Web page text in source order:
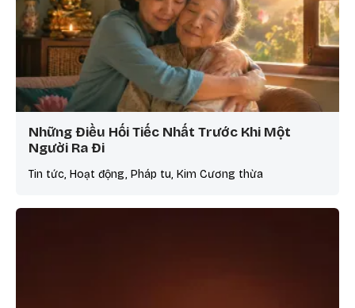
Những Điều Hối Tiếc Nhất Trước Khi Một
Người Ra Đi
Tin tức, Hoạt động, Pháp tu, Kim Cương thừa